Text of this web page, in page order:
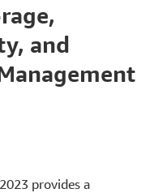
and
provides a